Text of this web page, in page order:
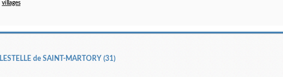
villages
LESTELLE de SAINT-MARTORY (31)